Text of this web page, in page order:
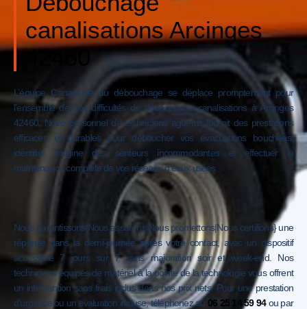
canalisations Arcinges
42460
L’équipe Canaserve du débouchage se déplace promptement pour
l’ensemble de vos difficultés de débouchage canalisations à Arcinges
42460. Notre personnel de techniciens aguerris fournit des prestations
efficaces et durables pour déboucher vos évacuations bouchées,
identifier l’origine des senteurs incommodantes et effectuer la
maintenance complète de vos réseaux d’eaux usées.
Nous garantissons|Nous assurons|Nous promettons|Nous certifions} une
réponse dans la demi-journée après votre contact, avec un dispositif
accessible 7 jours sur 7 sans majoration soir et week-end. Nos
techniciens équipés de matériel à la pointe de la technologie vous offrent
un intervention sans frais inclus dans nos prix nets. Pour une prestation
d’urgence ou un évaluation incluse, téléphonez au 06 25 14 59 94ou par